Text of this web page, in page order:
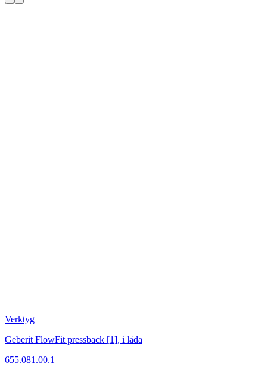
Verktyg
Geberit FlowFit pressback [1], i låda
655.081.00.1